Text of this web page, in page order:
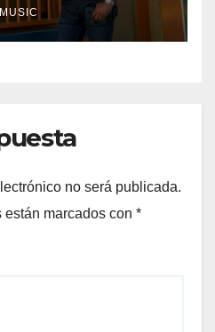
no será publicada.
están marcados con *